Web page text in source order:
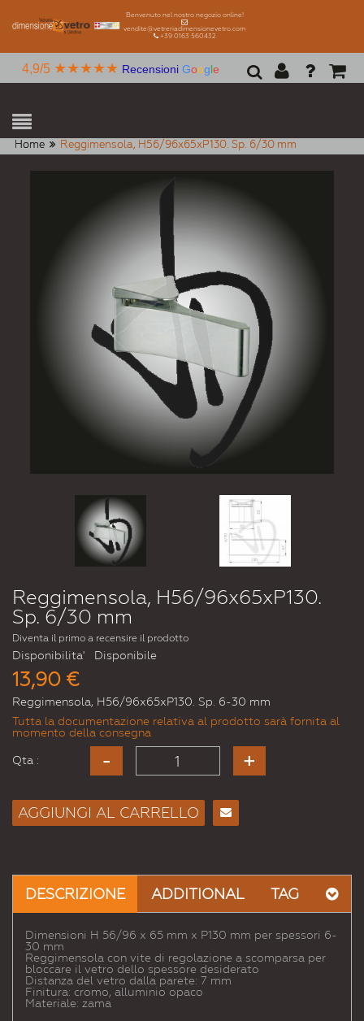
Benvenuto nel nostro negozio online!
vendite@vetreriadimensionevetro.com
+39 0163 560432
4,9/5 ★★★★★ Recensioni Google
Home Reggimensola, H56/96x65xP130. Sp. 6/30 mm
Reggimensola, H56/96x65xP130.
Sp. 6/30 mm
Diventa il primo a recensire il prodotto
Disponibilita' Disponibile
13,90 €
Reggimensola, H56/96x65xP130. Sp. 6-30 mm
Tutta la documentazione relativa al prodotto sarà fornita al
momento della consegna
Qta :
AGGIUNGI AL CARRELLO
Amico
DESCRIZIONE ADDITIONAL TAG
Dimensioni H 56/96 x 65 mm x P130 mm per spessori 6-
30 mm
Reggimensola con vite di regolazione a scomparsa per
bloccare il vetro dello spessore desiderato
Distanza del vetro dalla parete: 7 mm
Finitura: cromo, alluminio opaco
Materiale: zama